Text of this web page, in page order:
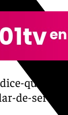
que-la-
de-